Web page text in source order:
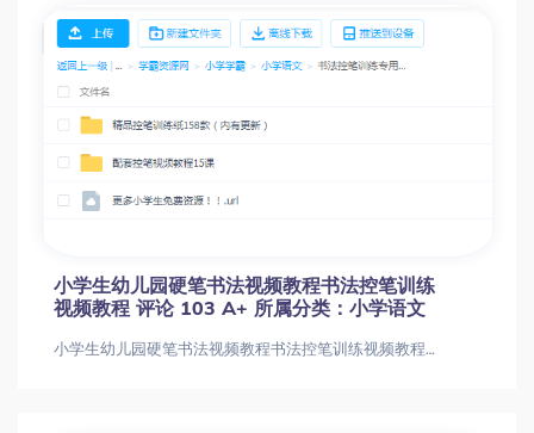
小学生幼儿园硬笔书法视频教程书法控笔训练
视频教程 评论 103 A+ 所属分类：小学语文
小学生幼儿园硬笔书法视频教程书法控笔训练视频教程 评论 103 A+ 所属分类：小学语文小学生幼儿园硬笔书法视频教程书法控笔训练